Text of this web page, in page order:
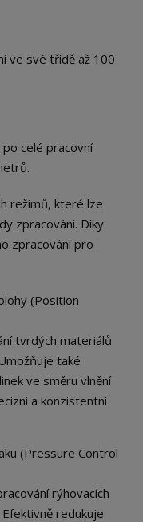
ve své třídě až 100
celé pracovní
režimů, které lze
zpracování. Díky
zpracování pro
(Position
tvrdých materiálů
také
ve směru vlnění
a konzistentní
(Pressure Control
rýhovacích
redukuje